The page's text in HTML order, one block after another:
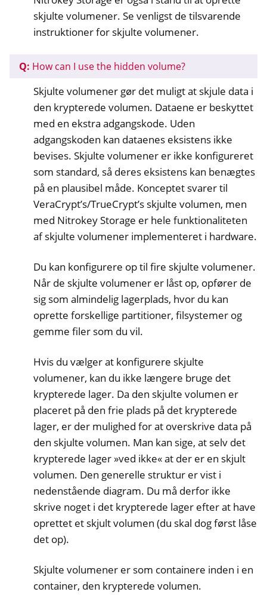
skjulte volumener. Se venligst de tilsvarende
instruktioner for skjulte volumener.
Q: How can I use the hidden volume?
Skjulte volumener gør det muligt at skjule data i
den krypterede volumen. Dataene er beskyttet
med en ekstra adgangskode. Uden
adgangskoden kan dataenes eksistens ikke
bevises. Skjulte volumener er ikke konfigureret
som standard, så deres eksistens kan benægtes
på en plausibel måde. Konceptet svarer til
VeraCrypt’s/TrueCrypt’s skjulte volumen, men
med Nitrokey Storage er hele funktionaliteten
af skjulte volumener implementeret i hardware.
Du kan konfigurere op til fire skjulte volumener.
Når de skjulte volumener er låst op, opfører de
sig som almindelig lagerplads, hvor du kan
oprette forskellige partitioner, filsystemer og
gemme filer som du vil.
Hvis du vælger at konfigurere skjulte
volumener, kan du ikke længere bruge det
krypterede lager. Da den skjulte volumen er
placeret på den frie plads på det krypterede
lager, er der mulighed for at overskrive data på
den skjulte volumen. Man kan sige, at selv det
krypterede lager »ved ikke« at der er en skjult
volumen. Den generelle struktur er vist i
nedenstående diagram. Du må derfor ikke
skrive noget i det krypterede lager efter at have
oprettet et skjult volumen (du skal dog først låse
det op).
Skjulte volumener er som containere inden i en
container, den krypterede volumen.